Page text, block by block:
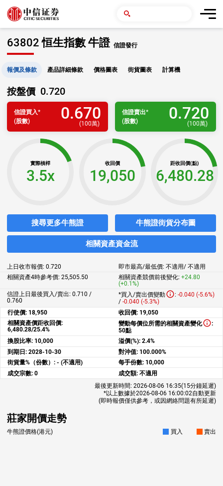
63802 恒生指數 牛證 信證發行
報價及條款 產品詳細條款 價格圖表 街貨圖表 計算機
按盤價 0.720
信證買入*
(股數)
0.670
(100萬)
信證賣出*
(股數)
0.720
(100萬)
實際槓桿
3.5x
收回價
19,050
距收回價(點)
6,480.28
搜尋更多牛熊證 牛熊證街貨分布圖
相關資產資金流
上日收市報價: 0.720 即市最高/最低價: 不適用/ 不適用
相關資產4時參考價: 25,505.50 相關資產競價前後變化: +24.80
(+0.1%)
信證上日最後買入/賣出: 0.710 /
0.760
*買入/賣出價變動 : -0.040 (-5.6%)
/ -0.040 (-5.3%)
行使價: 18,950 收回價: 19,050
相關資產價距收回價:
6,480.28/25.4%
變動每價位所需的相關資產變化
:
50點
換股比率: 10,000 溢價(%): 2.4%
到期日: 2028-10-30 對沖值: 100.000%
街貨量%（份數）: - (不適用) 每手份數: 10,000
成交宗數: 0 成交額: 不適用
最後更新時間: 2026-08-06 16:35(15分鐘延遲)
*以上數據於2026-08-06 16:00:02自動更新
(即時報價僅供參考，或因網絡問題有所延遲)
莊家開價走勢
牛熊證價格(港元) 買入 賣出